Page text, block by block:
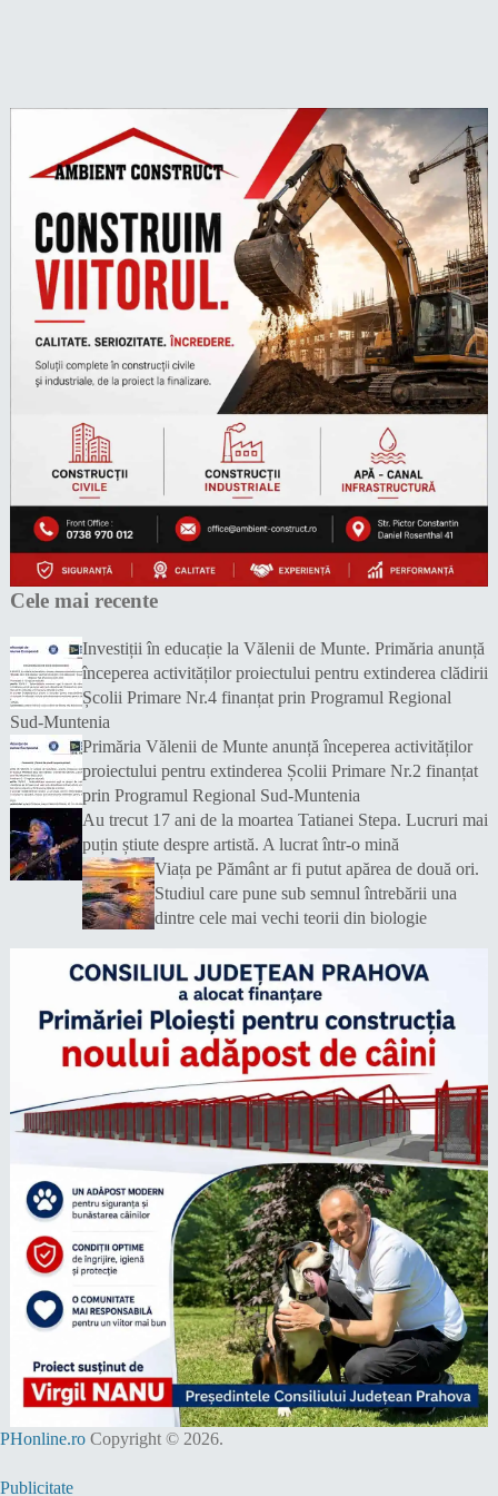
Cele mai recente
Investiții în educație la Vălenii de Munte. Primăria anunță
începerea activităților proiectului pentru extinderea clădirii
Școlii Primare Nr.4 finanțat prin Programul Regional
Sud-Muntenia
Primăria Vălenii de Munte anunță începerea activităților
proiectului pentru extinderea Școlii Primare Nr.2 finanțat
prin Programul Regional Sud-Muntenia
Au trecut 17 ani de la moartea Tatianei Stepa. Lucruri mai
puțin știute despre artistă. A lucrat într-o mină
Viața pe Pământ ar fi putut apărea de două ori.
Studiul care pune sub semnul întrebării una
dintre cele mai vechi teorii din biologie
PHonline.ro Copyright © 2026.
Publicitate